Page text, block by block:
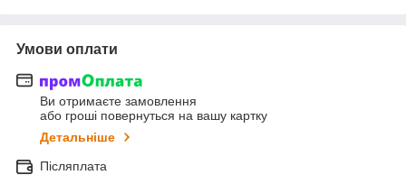
Умови оплати
Ви отримаєте замовлення
або гроші повернуться на вашу картку
Детальніше
Післяплата